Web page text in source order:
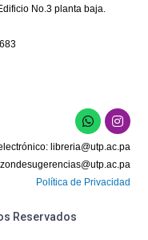
No.3 planta baja.
W
h
a
t
s
a
p
I
n
s
t
a
g
r
libreria@utp.ac.pa
Política de Privacidad
Reservados